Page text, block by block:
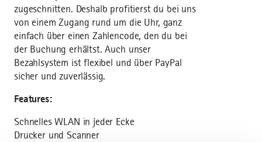
zugeschnitten. Deshalb profitierst du bei uns
von einem Zugang rund um die Uhr, ganz
einfach über einen Zahlencode, den du bei
der Buchung erhältst. Auch unser
Bezahlsystem ist flexibel und über PayPal
sicher und zuverlässig.
Features:
Schnelles WLAN in jeder Ecke
Drucker und Scanner